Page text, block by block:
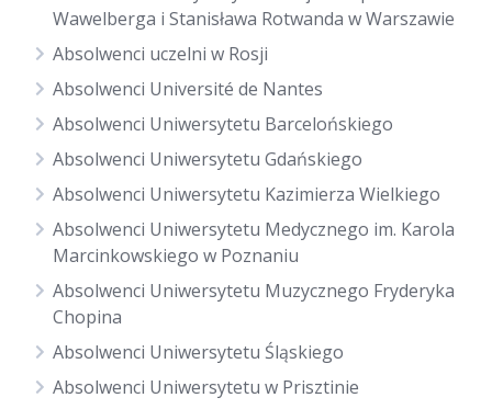
Wawelberga i Stanisława Rotwanda w Warszawie
Absolwenci uczelni w Rosji
Absolwenci Université de Nantes
Absolwenci Uniwersytetu Barcelońskiego
Absolwenci Uniwersytetu Gdańskiego
Absolwenci Uniwersytetu Kazimierza Wielkiego
Absolwenci Uniwersytetu Medycznego im. Karola
Marcinkowskiego w Poznaniu
Absolwenci Uniwersytetu Muzycznego Fryderyka
Chopina
Absolwenci Uniwersytetu Śląskiego
Absolwenci Uniwersytetu w Prisztinie